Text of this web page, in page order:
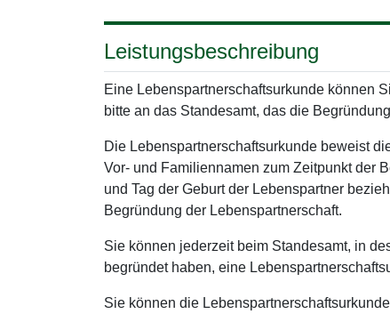
Leistungsbeschreibung
Eine Lebenspartnerschaftsurkunde können
bitte an das Standesamt, das die
Die Lebenspartnerschaftsurkunde beweist
Vor- und Familiennamen zum Zeitpunkt der
und Tag der Geburt der Lebenspartner
Begründung der Lebenspartnerschaft.
Sie können jederzeit beim Standesamt, in
begründet haben, eine
Sie können die